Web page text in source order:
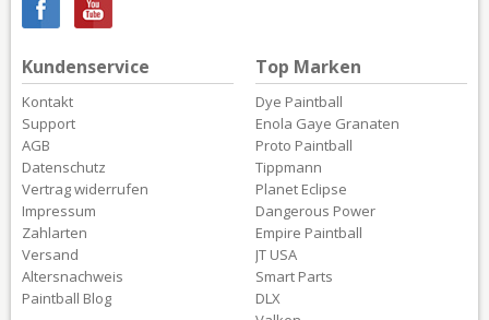
Kundenservice
Kontakt
Support
AGB
Datenschutz
Vertrag widerrufen
Impressum
Zahlarten
Versand
Altersnachweis
Paintball Blog
Top Marken
Dye Paintball
Enola Gaye Granaten
Proto Paintball
Tippmann
Planet Eclipse
Dangerous Power
Empire Paintball
JT USA
Smart Parts
DLX